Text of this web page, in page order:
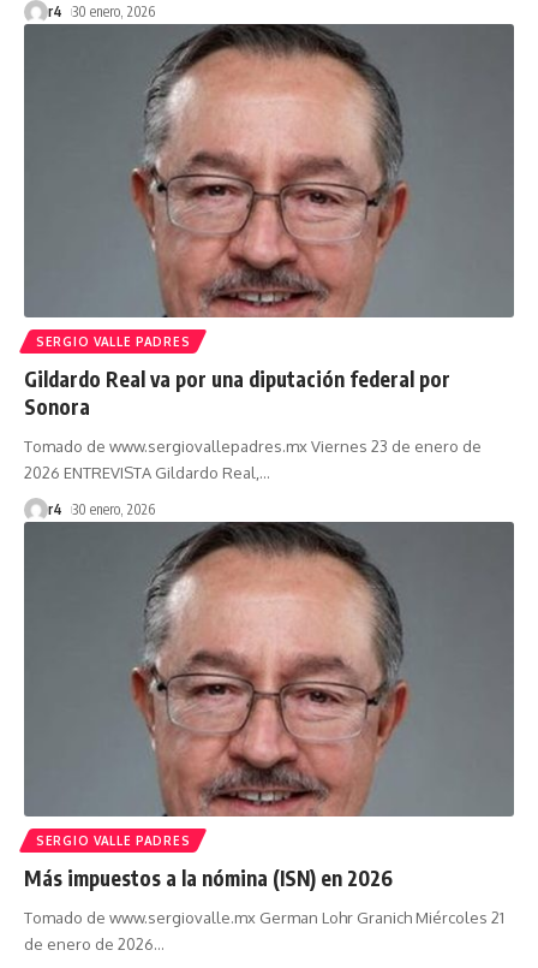
r4 30 enero, 2026
SERGIO VALLE PADRES
Gildardo Real va por una diputación federal por
Sonora
Tomado de www.sergiovallepadres.mx Viernes 23 de enero de
2026 ENTREVISTA Gildardo Real,…
r4 30 enero, 2026
SERGIO VALLE PADRES
Más impuestos a la nómina (ISN) en 2026
Tomado de www.sergiovalle.mx German Lohr Granich Miércoles 21
de enero de 2026…